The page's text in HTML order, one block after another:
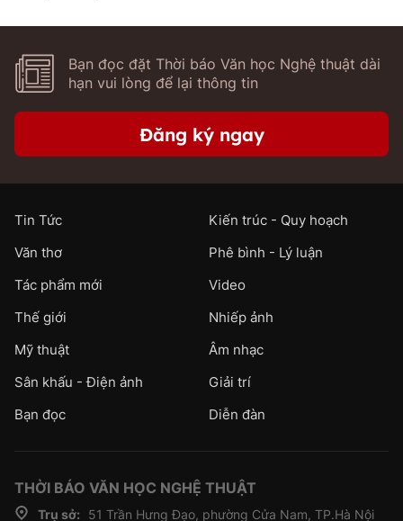
Bạn đọc đặt Thời báo Văn học Nghệ thuật dài
hạn vui lòng để lại thông tin
Đăng ký ngay
Tin Tức
Kiến trúc - Quy hoạch
Văn thơ
Phê bình - Lý luận
Tác phẩm mới
Video
Thế giới
Nhiếp ảnh
Mỹ thuật
Âm nhạc
Sân khấu - Điện ảnh
Giải trí
Bạn đọc
Diễn đàn
THỜI BÁO VĂN HỌC NGHỆ THUẬT
Trụ sở: 51 Trần Hưng Đạo, phường Cửa Nam, TP.Hà Nội